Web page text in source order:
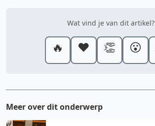
Wat vind je van dit artikel?
🔥 ❤️ 👏 😮
Meer over dit onderwerp